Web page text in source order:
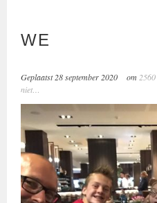
WE
Geplaatst28 september 2020 om
niet…